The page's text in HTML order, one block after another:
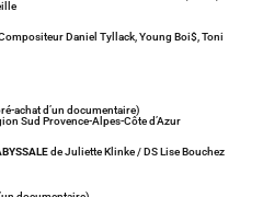
Daniel Tyllack, Young Boi$, Toni
achat d’un documentaire)
Sud Provence-Alpes-Côte d’Azur
de Juliette Klinke / DS Lise Bouchez